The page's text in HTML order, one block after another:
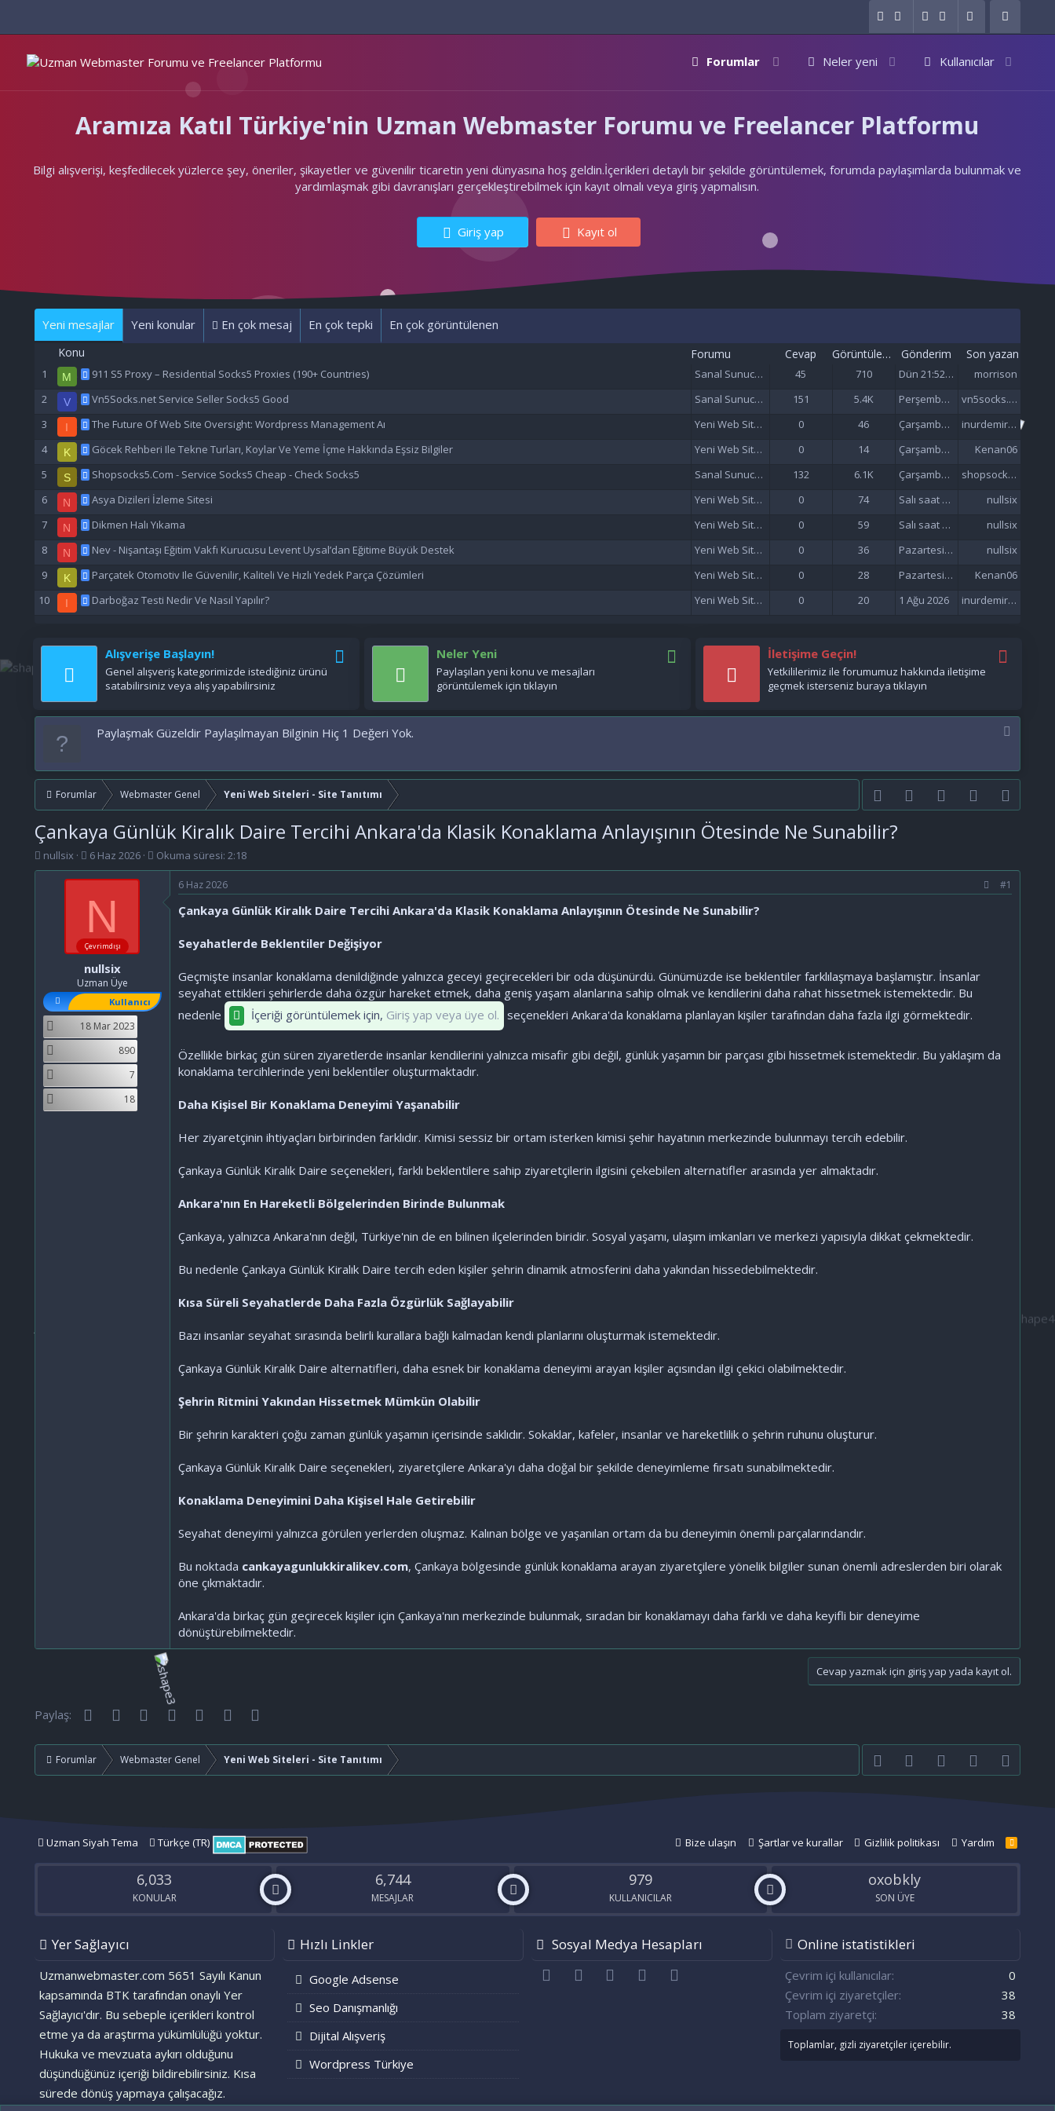
Forumlar Neler yeni Kullanıcılar
Aramıza Katıl Türkiye'nin Uzman Webmaster Forumu ve Freelancer Platformu
Bilgi alışverişi, keşfedilecek yüzlerce şey, öneriler, şikayetler ve güvenilir ticaretin yeni dünyasına hoş geldin.İçerikleri detaylı bir şekilde görüntülemek, forumda paylaşımlarda bulunmak ve
yardımlaşmak gibi davranışları gerçekleştirebilmek için kayıt olmalı veya giriş yapmalısın.
Giriş yap Kayıt ol
Yeni mesajlar Yeni konular En çok mesaj En çok tepki En çok görüntülenen
Konu Forumu Cevap Görüntüleme Gönderim Son yazan
M 911 S5 Proxy – Residential Socks5 Proxies (190+ Countries) Sanal Sunucu (VDS/VPS) 45 710 Dün 21:52 da morrison
V Vn5Socks.net Service Seller Socks5 Good Sanal Sunucu (VDS/VPS) 151 5.4K Perşembe saat 06:57'de vn5socks.net
I The Future Of Web Site Oversight: Wordpress Management Aı Yeni Web Siteleri - Site Tanıtımı 0 46 Çarşamba saat 21:57'de inurdemirelseo
K Göcek Rehberi Ile Tekne Turları, Koylar Ve Yeme İçme Hakkında Eşsiz Bilgiler Yeni Web Siteleri - Site Tanıtımı 0 14 Çarşamba saat 21:33'de Kenan06
S Shopsocks5.Com - Service Socks5 Cheap - Check Socks5 Sanal Sunucu (VDS/VPS) 132 6.1K Çarşamba saat 16:38'de shopsocks5
N Asya Dizileri İzleme Sitesi Yeni Web Siteleri - Site Tanıtımı 0 74 Salı saat 15:47'de nullsix
N Dikmen Halı Yıkama Yeni Web Siteleri - Site Tanıtımı 0 59 Salı saat 02:13'de nullsix
N Nev - Nişantaşı Eğitim Vakfı Kurucusu Levent Uysal’dan Eğitime Büyük Destek Yeni Web Siteleri - Site Tanıtımı 0 36 Pazartesi saat 22:01'de nullsix
K Parçatek Otomotiv Ile Güvenilir, Kaliteli Ve Hızlı Yedek Parça Çözümleri Yeni Web Siteleri - Site Tanıtımı 0 28 Pazartesi saat 21:37'de Kenan06
I Darboğaz Testi Nedir Ve Nasıl Yapılır? Yeni Web Siteleri - Site Tanıtımı 0 20 1 Ağu 2026 inurdemirelseo
Alışverişe Başlayın!
Genel alışveriş kategorimizde istediğiniz ürünü
satabilirsiniz veya alış yapabilirsiniz
Neler Yeni
Paylaşılan yeni konu ve mesajları
görüntülemek için tıklayın
İletişime Geçin!
Yetkililerimiz ile forumumuz hakkında iletişime
geçmek isterseniz buraya tıklayın
Paylaşmak Güzeldir Paylaşılmayan Bilginin Hiç 1 Değeri Yok.
Forumlar Webmaster Genel Yeni Web Siteleri - Site Tanıtımı FacebookTwitter youtubeBize ulaşın
Çankaya Günlük Kiralık Daire Tercihi Ankara'da Klasik Konaklama Anlayışının Ötesinde Ne Sunabilir?
K
o
l
a
a
n
nullsix
B
a
ş
a
g
ı
ç
t
a
r
i
h
6 Haz 2026 Okuma süresi: 2:18
N
Çevrimdışı
nullsix
Uzman Üye
Kullanıcı
18 Mar 2023
890
7
18
6 Haz 2026 #1
Çankaya Günlük Kiralık Daire Tercihi Ankara'da Klasik Konaklama Anlayışının Ötesinde Ne Sunabilir?
Seyahatlerde Beklentiler Değişiyor
Geçmişte insanlar konaklama denildiğinde yalnızca geceyi geçirecekleri bir oda düşünürdü. Günümüzde ise beklentiler farklılaşmaya başlamıştır. İnsanlar
seyahat ettikleri şehirlerde daha özgür hareket etmek, daha geniş yaşam alanlarına sahip olmak ve kendilerini daha rahat hissetmek istemektedir. Bu
nedenle
İçeriği görüntülemek için, Giriş yap veya üye ol. seçenekleri Ankara'da konaklama planlayan kişiler tarafından daha fazla ilgi görmektedir.
Özellikle birkaç gün süren ziyaretlerde insanlar kendilerini yalnızca misafir gibi değil, günlük yaşamın bir parçası gibi hissetmek istemektedir. Bu yaklaşım da
konaklama tercihlerinde yeni beklentiler oluşturmaktadır.
Daha Kişisel Bir Konaklama Deneyimi Yaşanabilir
Her ziyaretçinin ihtiyaçları birbirinden farklıdır. Kimisi sessiz bir ortam isterken kimisi şehir hayatının merkezinde bulunmayı tercih edebilir.
Çankaya Günlük Kiralık Daire seçenekleri, farklı beklentilere sahip ziyaretçilerin ilgisini çekebilen alternatifler arasında yer almaktadır.
Ankara'nın En Hareketli Bölgelerinden Birinde Bulunmak
Çankaya, yalnızca Ankara'nın değil, Türkiye'nin de en bilinen ilçelerinden biridir. Sosyal yaşamı, ulaşım imkanları ve merkezi yapısıyla dikkat çekmektedir.
Bu nedenle Çankaya Günlük Kiralık Daire tercih eden kişiler şehrin dinamik atmosferini daha yakından hissedebilmektedir.
Kısa Süreli Seyahatlerde Daha Fazla Özgürlük Sağlayabilir
Bazı insanlar seyahat sırasında belirli kurallara bağlı kalmadan kendi planlarını oluşturmak istemektedir.
Çankaya Günlük Kiralık Daire alternatifleri, daha esnek bir konaklama deneyimi arayan kişiler açısından ilgi çekici olabilmektedir.
Şehrin Ritmini Yakından Hissetmek Mümkün Olabilir
Bir şehrin karakteri çoğu zaman günlük yaşamın içerisinde saklıdır. Sokaklar, kafeler, insanlar ve hareketlilik o şehrin ruhunu oluşturur.
Çankaya Günlük Kiralık Daire seçenekleri, ziyaretçilere Ankara'yı daha doğal bir şekilde deneyimleme fırsatı sunabilmektedir.
Konaklama Deneyimini Daha Kişisel Hale Getirebilir
Seyahat deneyimi yalnızca görülen yerlerden oluşmaz. Kalınan bölge ve yaşanılan ortam da bu deneyimin önemli parçalarındandır.
Bu noktada cankayagunlukkiralikev.com, Çankaya bölgesinde günlük konaklama arayan ziyaretçilere yönelik bilgiler sunan önemli adreslerden biri olarak
öne çıkmaktadır.
Ankara'da birkaç gün geçirecek kişiler için Çankaya'nın merkezinde bulunmak, sıradan bir konaklamayı daha farklı ve daha keyifli bir deneyime
dönüştürebilmektedir.
Cevap yazmak için giriş yap yada kayıt ol.
Paylaş: FacebookTwitterReddit Pinterest
Tumblr WhatsApp
Forumlar Webmaster Genel Yeni Web Siteleri - Site Tanıtımı FacebookTwitter youtubeBize ulaşın
Uzman Siyah Tema Türkçe (TR) Bize ulaşın Şartlar ve kurallar Gizlilik politikası Yardım
R
S
6,033
KONULAR
6,744
MESAJLAR
979
KULLANICILAR
oxobkly
SON ÜYE
Yer Sağlayıcı
Uzmanwebmaster.com 5651 Sayılı Kanun
kapsamında BTK tarafından onaylı Yer
Sağlayıcı'dır. Bu sebeple içerikleri kontrol
etme ya da araştırma yükümlülüğü yoktur.
Hukuka ve mevzuata aykırı olduğunu
düşündüğünüz içeriği bildirebilirsiniz. Kısa
sürede dönüş yapmaya çalışacağız.
Hızlı Linkler
Google Adsense
Seo Danışmanlığı
Dijital Alışveriş
Wordpress Türkiye
Sosyal Medya Hesapları
FacebookTwitter youtubeBize ulaşın
Online istatistikleri
Çevrim içi kullanıcılar
0
Çevrim içi ziyaretçiler
38
Toplam ziyaretçi
38
Toplamlar, gizli ziyaretçiler içerebilir.